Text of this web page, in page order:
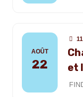
AOÛT
22
et